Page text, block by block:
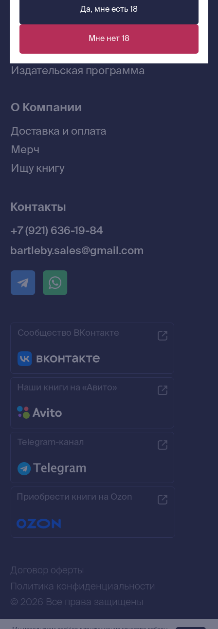
Да, мне есть 18
Мне нет 18
Договор оферты
© 2026 Все права защищены